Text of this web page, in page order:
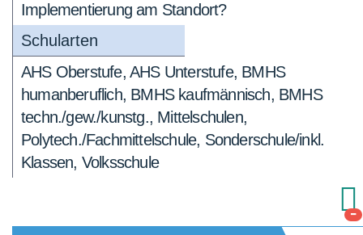
Implementierung am Standort?
Schularten
AHS Oberstufe, AHS Unterstufe, BMHS
humanberuflich, BMHS kaufmännisch, BMHS
techn./gew./kunstg., Mittelschulen,
Polytech./Fachmittelschule, Sonderschule/inkl.
Klassen, Volksschule
-